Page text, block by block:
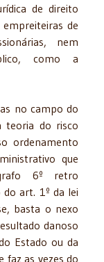
de direito
empreiteiras de
nem
como a
no campo do
teoria do risco
ordenamento
que
6º retro
art. 1º da lei
basta o nexo
danoso
Estado ou da
faz as vezes do